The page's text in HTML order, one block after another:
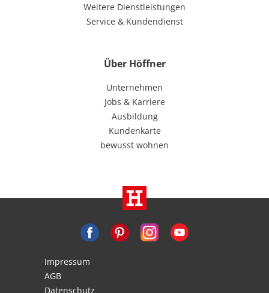
Weitere Dienstleistungen
Service & Kundendienst
Über Höffner
Unternehmen
Jobs & Karriere
Ausbildung
Kundenkarte
bewusst wohnen
Impressum
AGB
Datenschutz